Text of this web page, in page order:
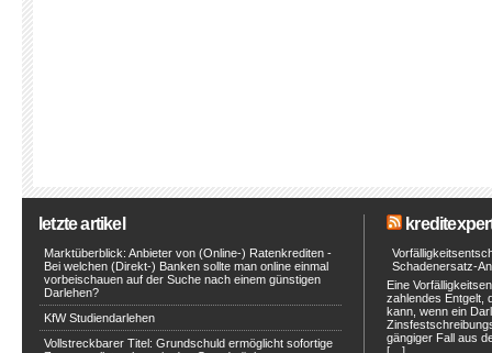
letzte artikel
Marktüberblick: Anbieter von (Online-) Ratenkrediten -
Bei welchen (Direkt-) Banken sollte man online einmal
vorbeischauen auf der Suche nach einem günstigen
Darlehen?
KfW Studiendarlehen
Vollstreckbarer Titel: Grundschuld ermöglicht sofortige
Schadenersatz-
Eine
zahlendes Entgelt,
kann, wenn ein
gängiger Fall aus